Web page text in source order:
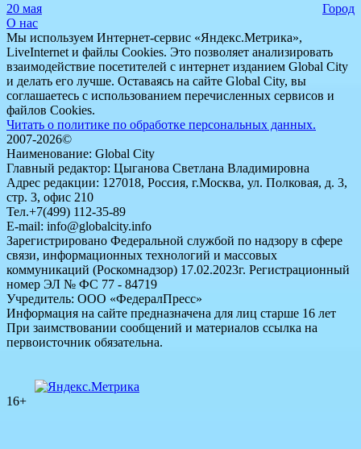
20 мая
Город
О нас
Мы используем Интернет-сервис «Яндекс.Метрика»,
LiveInternet и файлы Cookies. Это позволяет анализировать
взаимодействие посетителей с интернет изданием Global City
и делать его лучше. Оставаясь на сайте Global City, вы
соглашаетесь с использованием перечисленных сервисов и
файлов Cookies.
Читать о политике по обработке персональных данных.
2007-2026©
Наименование: Global City
Главный редактор: Цыганова Светлана Владимировна
Адрес редакции: 127018, Россия, г.Москва, ул. Полковая, д. 3,
стр. 3, офис 210
Тел.+7(499) 112-35-89
E-mail: info@globalcity.info
Зарегистрировано Федеральной службой по надзору в сфере
связи, информационных технологий и массовых
коммуникаций (Роскомнадзор) 17.02.2023г. Регистрационный
номер ЭЛ № ФС 77 - 84719
Учредитель: ООО «ФедералПресс»
Информация на сайте предназначена для лиц старше 16 лет
При заимствовании сообщений и материалов ссылка на
первоисточник обязательна.
16+